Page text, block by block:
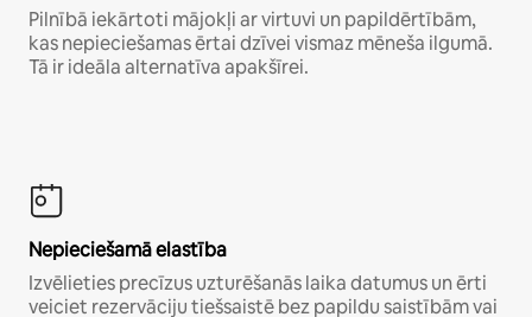
Pilnībā iekārtoti mājokļi ar virtuvi un papildērtībām,
kas nepieciešamas ērtai dzīvei vismaz mēneša ilgumā.
Tā ir ideāla alternatīva apakšīrei.
Nepieciešamā elastība
Izvēlieties precīzus uzturēšanās laika datumus un ērti
veiciet rezervāciju tiešsaistē bez papildu saistībām vai